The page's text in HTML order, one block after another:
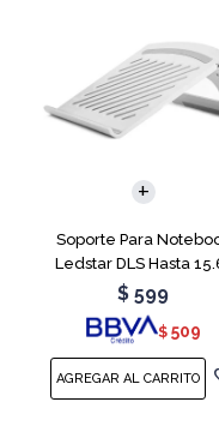
Soporte Para
Ledstar DLS Hasta
$ 599
$ 509